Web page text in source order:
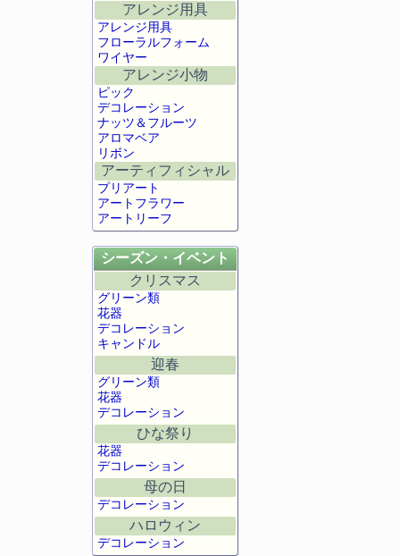
アレンジ用具
アレンジ用具
フローラルフォーム
ワイヤー
アレンジ小物
ピック
デコレーション
ナッツ＆フルーツ
アロマベア
リボン
アーティフィシャル
プリアート
アートフラワー
アートリーフ
シーズン・イベント
クリスマス
グリーン類
花器
デコレーション
キャンドル
迎春
グリーン類
花器
デコレーション
ひな祭り
花器
デコレーション
母の日
デコレーション
ハロウィン
デコレーション